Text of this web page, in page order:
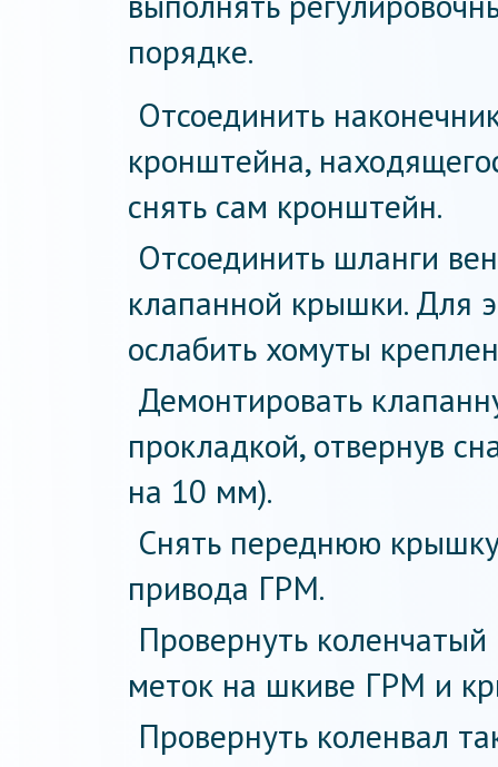
порядке.
Отсоединить
кронштейна,
снять сам кронштейн.
Отсоединить шланги
клапанной крышки. Для
ослабить хомуты
Демонтировать
прокладкой, отвернув
на 10 мм).
Снять переднюю
привода ГРМ.
Провернуть
меток на шкиве ГРМ и
Провернуть коленвал